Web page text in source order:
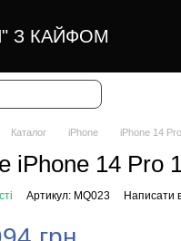
З КАЙФОМ
Каталог iPhone iPhone 14 Pro
iPhone 14 Pro
Артикул: MQ023 Написати